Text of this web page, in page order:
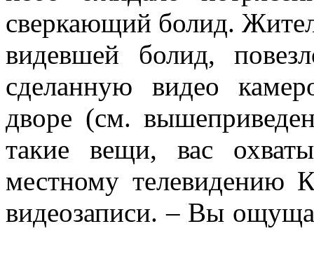
сверкающий болид.
видевшей болид,
сделанную видео
дворе (см.
такие вещи, вас
местному телевидению
видеозаписи. – Вы